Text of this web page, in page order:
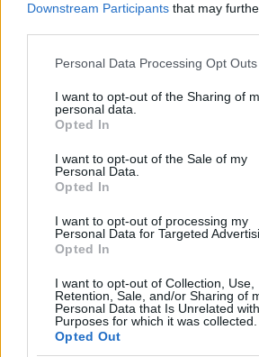
Downstream Participants that may
Please note that this website/app uses
not limited to your visit or usage
grant or deny consent to Google and its
use your data for below specified
consent section.
Personal Data Processing Opt Outs
I want to opt-out of the Sharing of
personal data.
Opted In
I want to opt-out of the Sale of my
Personal Data.
Opted In
I want to opt-out of processing my
Personal Data for Targeted
Opted In
I want to opt-out of Collection, Use,
Retention, Sale, and/or Sharing of
Personal Data that Is Unrelated
Purposes for which it was collected.
Opted Out
Często sprawdzane
Objaśnienie do boiskowej wymowy
O nazwach pochodnych od
przymiotnik)
Ciekawostki
bociankowe— Skąd pomysł na
innymi słowy— Skąd wzięła się forma
— A może słuszniej byłoby pisać